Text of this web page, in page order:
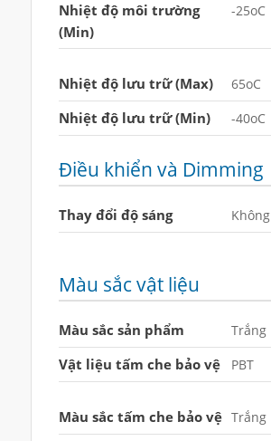
Nhiệt độ môi trường
(Min)
-25oC
Nhiệt độ lưu trữ (Max) 65oC
Nhiệt độ lưu trữ (Min) -40oC
Điều khiển và Dimming
Thay đổi độ sáng Không
Màu sắc vật liệu
Màu sắc sản phẩm Trắng
Vật liệu tấm che bảo vệ PBT
Màu sắc tấm che bảo vệ Trắng